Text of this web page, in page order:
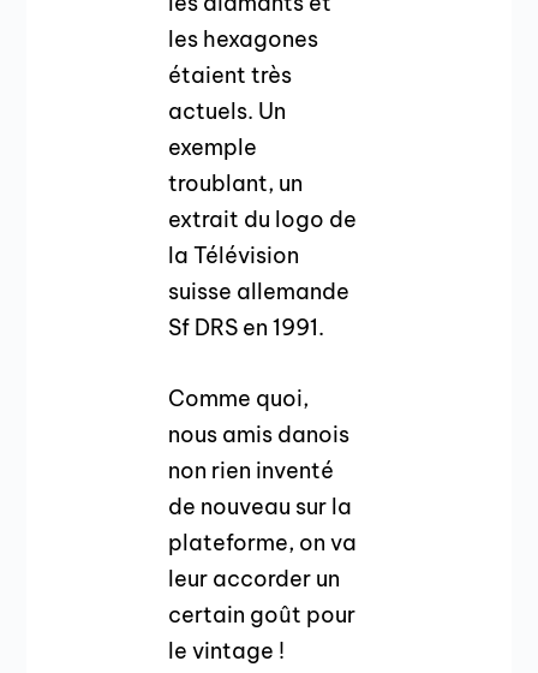
les hexagones
étaient très
actuels. Un
exemple
troublant, un
extrait du logo de
la Télévision
suisse allemande
Sf DRS en 1991.
Comme quoi,
nous amis danois
non rien inventé
de nouveau sur la
plateforme, on va
leur accorder un
certain goût pour
le vintage !